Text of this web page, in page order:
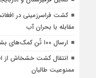
کشت فراسرزمینی در
مقابله با بحران آب
ارسال ۱۰۰ تُن کمک‌های بشردوستانه اتحادیه اروپا به افغانستان
انتقال کشت خشخاش از
ممنوعیت طالبان